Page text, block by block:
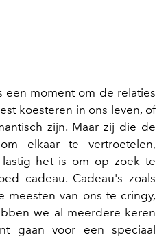
een moment om de relaties
koesteren in ons leven, of
zijn. Maar zij die de
elkaar te vertroetelen,
het is om op zoek te
cadeau. Cadeau's zoals
meesten van ons te cringy,
we al meerdere keren
gaan voor een speciaal